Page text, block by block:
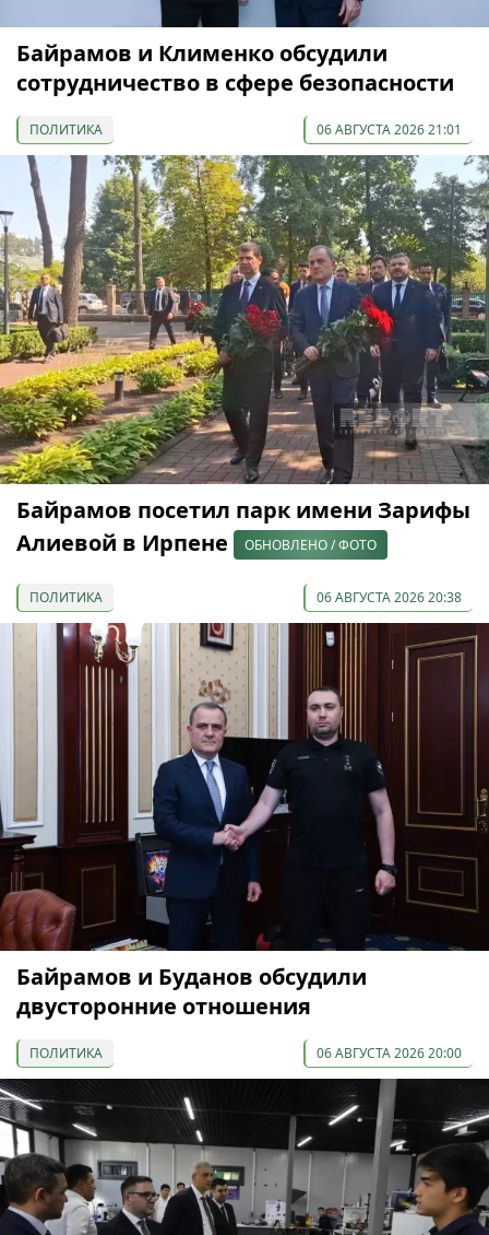
Байрамов и Клименко обсудили
сотрудничество в сфере безопасности
ПОЛИТИКА 06 АВГУСТА 2026 21:01
Байрамов посетил парк имени Зарифы
Алиевой в Ирпене
ОБНОВЛЕНО / ФОТО
ПОЛИТИКА 06 АВГУСТА 2026 20:38
Байрамов и Буданов обсудили
двусторонние отношения
ПОЛИТИКА 06 АВГУСТА 2026 20:00